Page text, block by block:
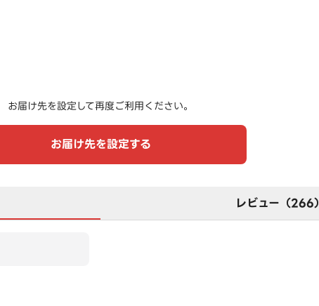
お届け先を設定して再度ご利用ください。
お届け先を設定する
レビュー（266）